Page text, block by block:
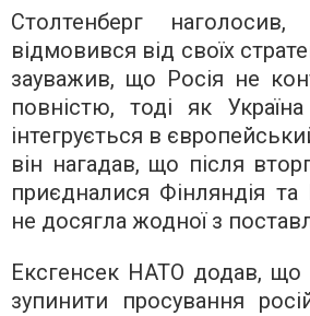
Столтенберг
відмовився від своїх
зауважив, що Росія не
повністю, тоді як
інтегрується в
він нагадав, що після
приєдналися Фінляндія
не досягла жодної з
Ексгенсек НАТО додав, що
зупинити просування